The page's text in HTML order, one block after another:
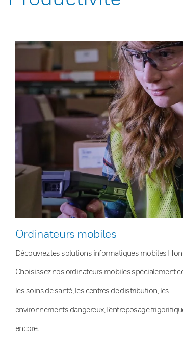
Ordinateurs mobiles
Découvrez les solutions informatiques mobiles
Choisissez nos ordinateurs mobiles spécialement
les soins de santé, les centres de distribution, les
environnements dangereux, l’entreposage
encore.